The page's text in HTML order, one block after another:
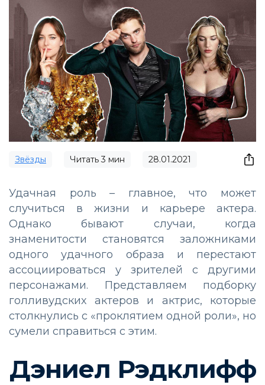
Звёзды Читать3 мин 28.01.2021
Удачная роль – главное, что может
случиться в жизни и карьере актера.
Однако бывают случаи, когда
знаменитости становятся заложниками
одного удачного образа и перестают
ассоциироваться у зрителей с другими
персонажами. Представляем подборку
голливудских актеров и актрис, которые
столкнулись с «проклятием одной роли», но
сумели справиться с этим.
Дэниел Рэдклифф